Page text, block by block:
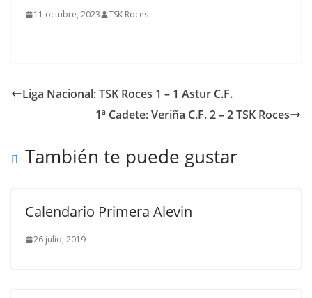
11 octubre, 2023 TSK Roces
Liga Nacional: TSK Roces 1 – 1 Astur C.F.
1ª Cadete: Veriña C.F. 2 – 2 TSK Roces
También te puede gustar
Calendario Primera Alevin
26 julio, 2019